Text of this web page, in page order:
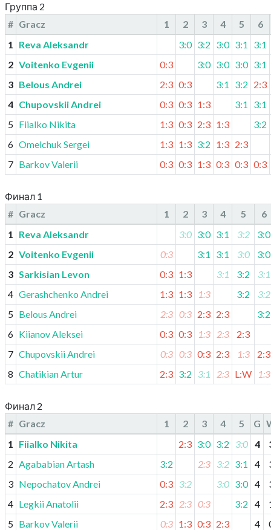
Группа 2
# Gracz 1 2 3 4 5
6
1
Reva Aleksandr 3:0 3:2 3:0 3:1
3:1
2 Voitenko Evgenii 0:3 3:0 3:0 3:0 3:1
3 Belous Andrei 2:3 0:3 3:1 3:2 2:3
4 Chupovskii Andrei 0:3 0:3 1:3 3:1
3:1
5 Fiialko Nikita 1:3 0:3 2:3 1:3
3:2
6 Omelchuk Sergei 1:3 1:3 3:2 1:3 2:3
7 Barkov Valerii 0:3 0:3 1:3 0:3 0:3 0:3
Финал 1
# Gracz 1 2 3 4 5
6
1
Reva Aleksandr 3:0 3:0 3:1 3:2
3:0
2 Voitenko Evgenii 0:3 3:1 3:1 3:0
3:0
3 Sarkisian Levon 0:3 1:3 3:1 3:2
3:1
4 Gerashchenko Andrei 1:3 1:3 1:3 3:2
3:2
5 Belous Andrei 2:3 0:3 2:3 2:3
3:2
6 Kiianov Aleksei 0:3 0:3 1:3 2:3
2:3
7 Chupovskii Andrei 0:3 0:3 0:3 2:3 1:3
2:3
8 Chatikian Artur 2:3 3:2 3:1 2:3 L:W 1:3
Финал 2
# Gracz 1 2 3 4 5 G
1
Fiialko Nikita 2:3 3:0 3:2 3:0 4
2 Agababian Artash 3:2 2:3 3:2 3:1 4
3 Nepochatov Andrei 0:3 3:2 3:0 3:0 4
4 Legkii Anatolii 2:3 2:3 0:3 3:2 4
5 Barkov Valerii 0:3 1:3 0:3 2:3 4